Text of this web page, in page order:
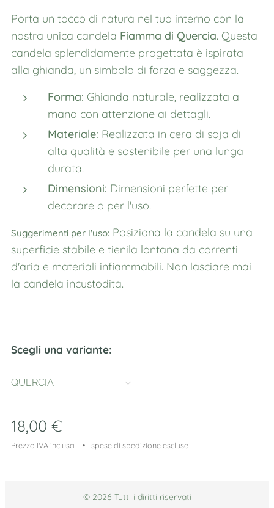
Porta un tocco di natura nel tuo interno con la
nostra unica candela Fiamma di Quercia. Questa
candela splendidamente progettata è ispirata
alla ghianda, un simbolo di forza e saggezza.
Forma: Ghianda naturale, realizzata a
mano con attenzione ai dettagli.
Materiale: Realizzata in cera di soja di
alta qualità e sostenibile per una lunga
durata.
Dimensioni: Dimensioni perfette per
decorare o per l'uso.
Suggerimenti per l'uso: Posiziona la candela su una
superficie stabile e tienila lontana da correnti
d'aria e materiali infiammabili. Non lasciare mai
la candela incustodita.
Scegli una variante:
QUERCIA
18,00 €
Prezzo IVA inclusa spese di spedizione escluse
© 2026 Tutti i diritti riservati